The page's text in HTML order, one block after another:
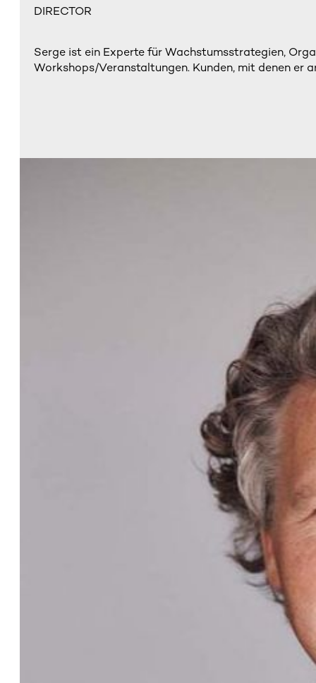
DIRECTOR
Serge ist ein Experte für Wachstumsstrategien,
Workshops/Veranstaltungen. Kunden, mit denen er